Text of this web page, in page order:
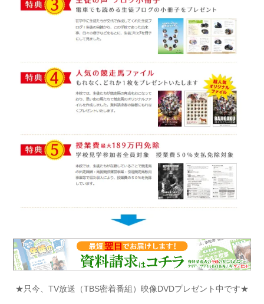
★只今、TV放送（TBS密着番組）映像DVDプレゼント中です★